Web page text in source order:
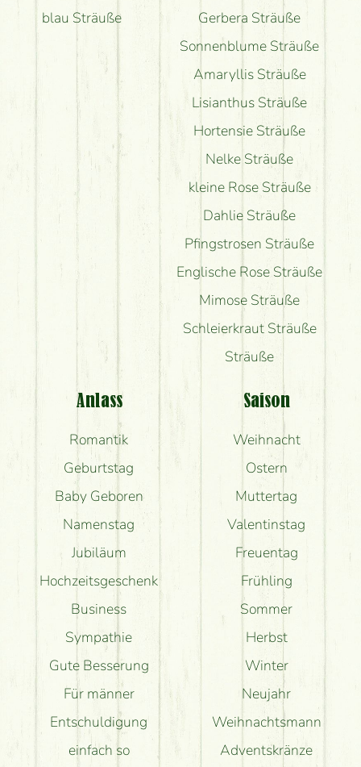
blau Sträuße
Gerbera Sträuße
Sonnenblume Sträuße
Amaryllis Sträuße
Lisianthus Sträuße
Hortensie Sträuße
Nelke Sträuße
kleine Rose Sträuße
Dahlie Sträuße
Pfingstrosen Sträuße
Englische Rose Sträuße
Mimose Sträuße
Schleierkraut Sträuße
Sträuße
Anlass
Romantik
Geburtstag
Baby Geboren
Namenstag
Jubiläum
Hochzeitsgeschenk
Business
Sympathie
Gute Besserung
Für männer
Entschuldigung
einfach so
Saison
Weihnacht
Ostern
Muttertag
Valentinstag
Freuentag
Frühling
Sommer
Herbst
Winter
Neujahr
Weihnachtsmann
Adventskränze